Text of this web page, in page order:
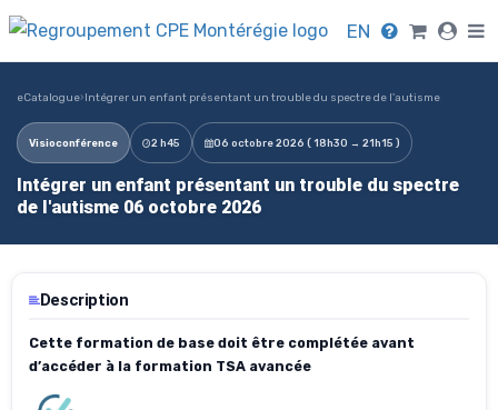
EN
eCatalogue›Intégrer un enfant présentant un trouble du spectre de l'autisme
Visioconférence 2 h45 06 octobre 2026 ( 18h30 → 21h15 )
Intégrer un enfant présentant un trouble du spectre
de l'autisme 06 octobre 2026
Description
Cette formation de base doit être complétée avant
d’accéder à la formation TSA avancée